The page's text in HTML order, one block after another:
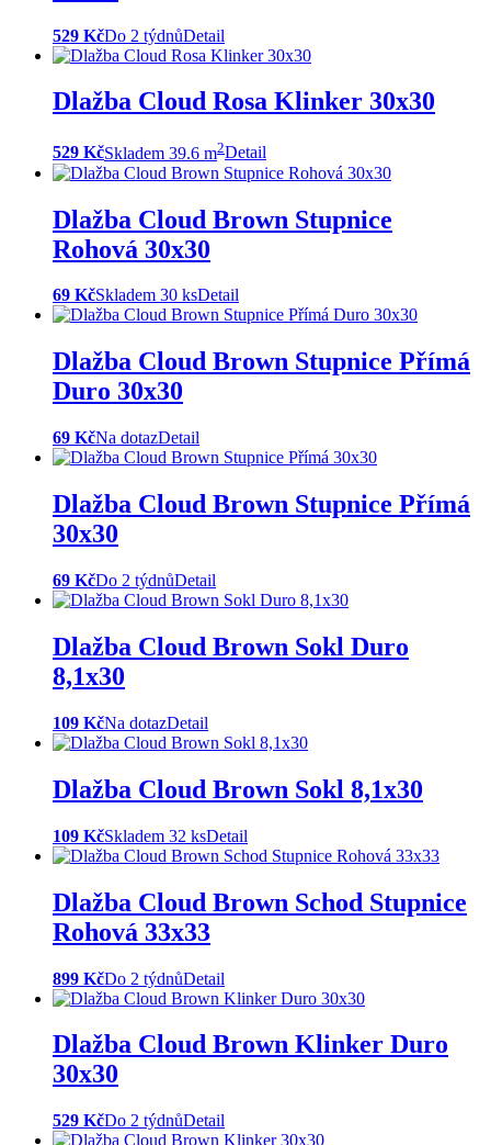
529 KčDo 2 týdnůDetail
Dlažba Cloud Rosa Klinker 30x30
529 KčSkladem 39.6 m2Detail
Dlažba Cloud Brown Stupnice
Rohová 30x30
69 KčSkladem 30 ksDetail
Dlažba Cloud Brown Stupnice Přímá
Duro 30x30
69 KčNa dotazDetail
Dlažba Cloud Brown Stupnice Přímá
30x30
69 KčDo 2 týdnůDetail
Dlažba Cloud Brown Sokl Duro
8,1x30
109 KčNa dotazDetail
Dlažba Cloud Brown Sokl 8,1x30
109 KčSkladem 32 ksDetail
Dlažba Cloud Brown Schod Stupnice
Rohová 33x33
899 KčDo 2 týdnůDetail
Dlažba Cloud Brown Klinker Duro
30x30
529 KčDo 2 týdnůDetail